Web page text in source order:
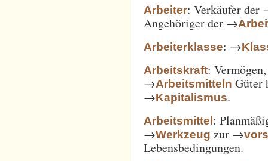
Arbeiter: Verkäufer der
Angehöriger der →
Arbeiterklasse: →
Arbeitskraft:
→Arbeitsmitteln Güter
→Kapitalismus.
Arbeitsmittel:
→Werkzeug zur →
Lebensbedingungen.